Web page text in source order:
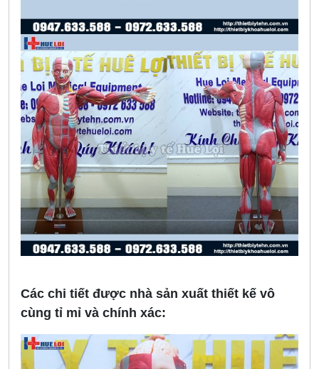
Các chi tiết được nhà sản xuất thiết kế vô
cùng tỉ mỉ và chính xác: